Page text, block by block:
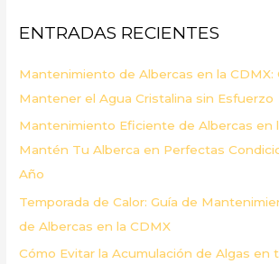
r
o
r
:
ENTRADAS RECIENTES
Mantenimiento de Albercas en la CDMX:
Mantener el Agua Cristalina sin Esfuerzo
Mantenimiento Eficiente de Albercas en
Mantén Tu Alberca en Perfectas
Año
Temporada de Calor: Guía de
de Albercas en la CDMX
Cómo Evitar la Acumulación de Algas en